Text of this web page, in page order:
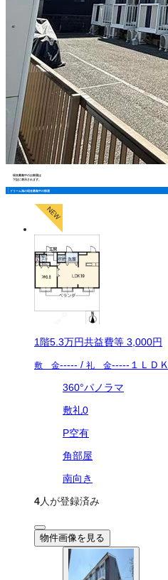
現在募集中のお部屋は
下記に表示されます。
ドリーム旭の現在募集中の部屋
1階5.3万円共益費等 3,000円
敷 金----- / 礼 金----- １ＬＤＫ
360°パノラマ
敷礼0
P空有
角部屋
南向き
4人が登録済み
物件画像を見る